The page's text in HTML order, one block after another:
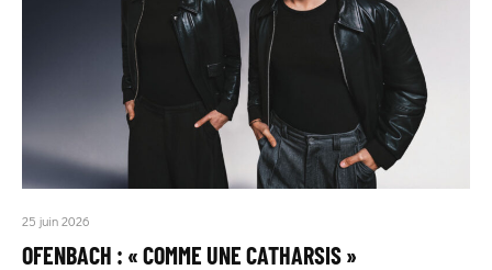
25 juin 2026
OFENBACH : « COMME UNE CATHARSIS »